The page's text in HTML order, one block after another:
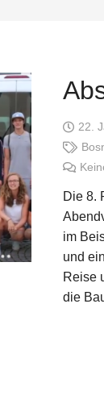
22.
Die 8.
im
und
Reise
die